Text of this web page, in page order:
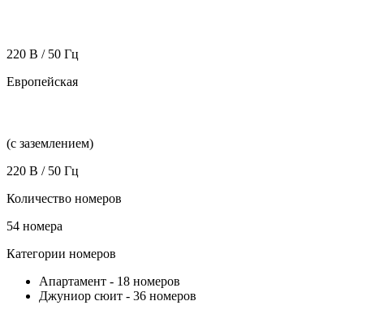
220 В / 50 Гц
Европейская
(с заземлением)
220 В / 50 Гц
Количество номеров
54 номера
Категории номеров
Апартамент - 18 номеров
Джуниор сюит - 36 номеров